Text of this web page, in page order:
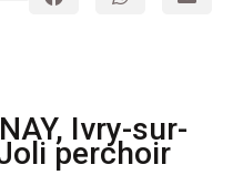
Ivry-sur-
perchoir